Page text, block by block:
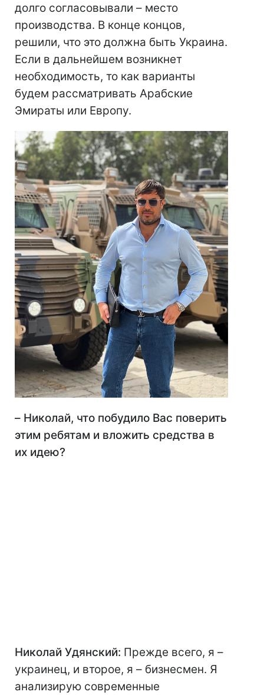
долго согласовывали – место
производства. В конце концов,
решили, что это должна быть Украина.
Если в дальнейшем возникнет
необходимость, то как варианты
будем рассматривать Арабские
Эмираты или Европу.
–​​ Николай, что побудило Вас поверить
этим ребятам и вложить средства в
их идею?
Николай Удянский: Прежде всего, я –
украинец, и второе, я – бизнесмен. Я
анализирую современные